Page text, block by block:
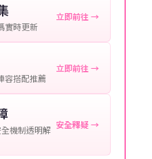
處理您的代儲需求，確
實時更新
立即前往 →
容搭配推薦
立即前往 →
機制透明解 安全釋疑 →